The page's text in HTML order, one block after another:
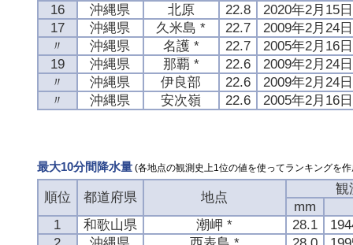
16
沖縄県 北原 22.8
2020年2月15日
17
沖縄県 久米島 * 22.7
2009年2月24日
〃
沖縄県 名護 * 22.7
2005年2月16日
19
沖縄県 那覇 * 22.6
2009年2月24日
〃
沖縄県 伊良部 22.6
2009年2月24日
〃
沖縄県 安次嶺 22.6 2005年2月16日
最大10分間降水量(各地点の観測史上1位の値を使ってランキングを作
順位 都道府県 地点
観
mm
1
和歌山県 潮岬 * 28.1